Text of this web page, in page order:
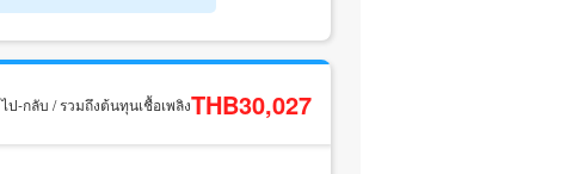
ไป-กลับ / รวมถึงต้นทุนเชื้อเพลิงTHB30,027